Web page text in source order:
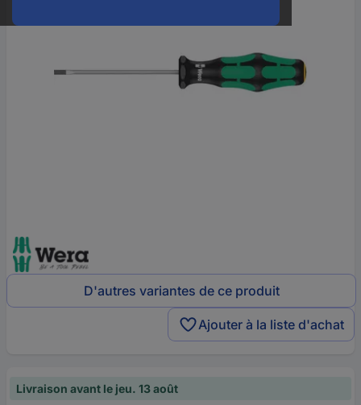
D'autres variantes de ce produit
Ajouter à la liste d'achat
Livraison avant le jeu. 13 août